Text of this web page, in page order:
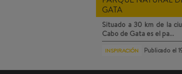
GATA
Situado a 30 km de la
Cabo de Gata es el pa…
INSPIRACIÓN Publicado el